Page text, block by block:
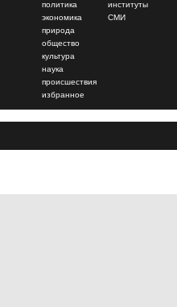
политика
экономика
природа
общество
культура
наука
происшествия
избранное
институты
СМИ